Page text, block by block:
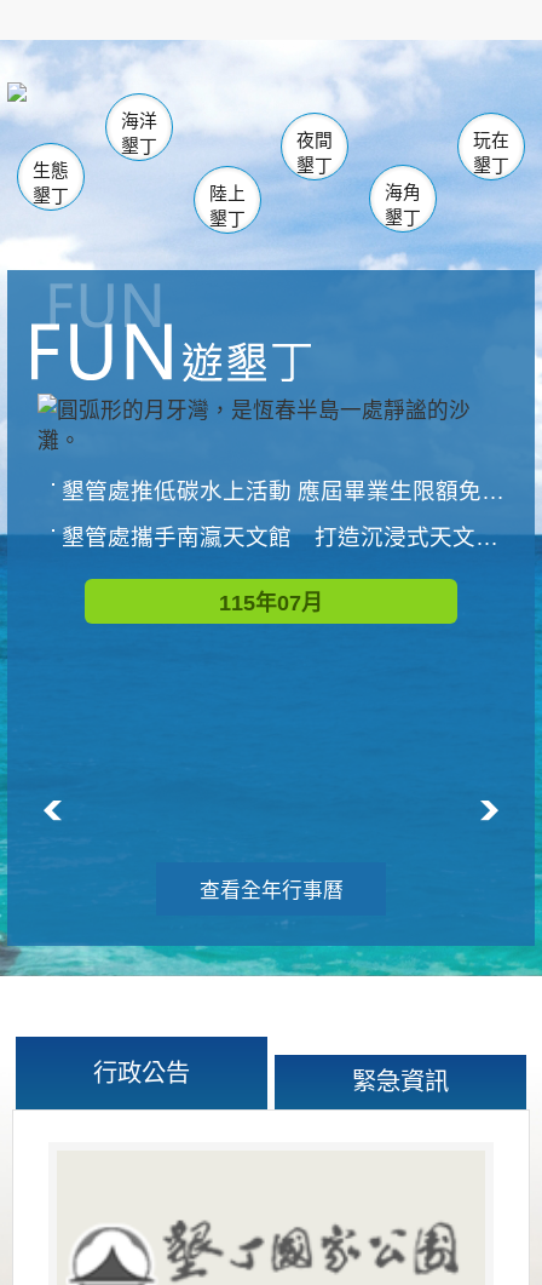
南仁湖
海生館
恆春 佳樂水
龍鑾潭自然中心 森林遊樂區
瓊麻館
關山 墾管處遊客中心
社頂公園 風吹沙
船帆石
白砂 龍磐公園
香蕉灣
砂島
鵝鑾鼻
生態
墾丁
海洋
墾丁
陸上
墾丁
夜間
墾丁
海角
墾丁
玩在
墾丁
墾管處推低碳水上活動 應屆畢業生限額免費參加
墾管處攜手南瀛天文館 打造沉浸式天文探索營隊
115年07月
查看全年行事曆
行政公告 緊急資訊